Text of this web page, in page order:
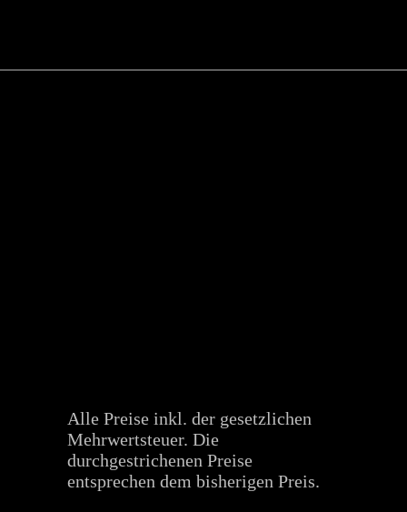
Alle Preise inkl. der gesetzlichen
Mehrwertsteuer. Die
durchgestrichenen Preise
entsprechen dem bisherigen Preis.